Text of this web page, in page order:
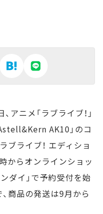
ニメ「ラブライブ！」
AK10」のコ
ブライブ！ エディショ
からオンラインショッ
ダイ」で予約受付を始
、商品の発送は9月から